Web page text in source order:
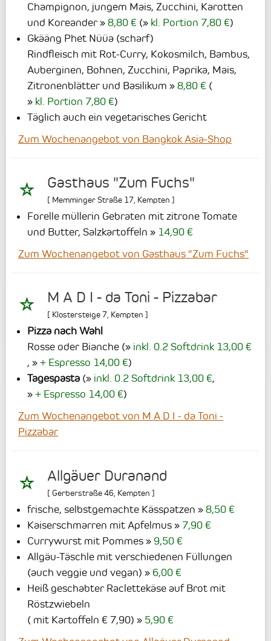
Champignon, jungem Mais, Zucchini, Karotten
und Koreander
8,80 € ( kl. Portion 7,80 €)
Gkääng Phet Nüüa (scharf)
Rindfleisch mit Rot-Curry, Kokosmilch, Bambus,
Auberginen, Bohnen, Zucchini, Paprika, Mais,
Zitronenblätter und Basilikum
8,80 € (
kl. Portion 7,80 €)
Täglich auch ein vegetarisches Gericht
Zum Wochenangebot von Bangkok Asia-Shop
Gasthaus "Zum Fuchs"
[ Memminger Straße 17, Kempten ]
Forelle müllerin Gebraten mit zitrone Tomate
und Butter, Salzkartoffeln
14,90 €
Zum Wochenangebot von Gasthaus "Zum Fuchs"
M A D I - da Toni - Pizzabar
[ Klostersteige 7, Kempten ]
Pizza nach Wahl
Rosse oder Bianche (
inkl. 0.2 Softdrink 13,00 €
,
+ Espresso 14,00 €)
Tagespasta ( inkl. 0.2 Softdrink 13,00 €,
+ Espresso 14,00 €)
Zum Wochenangebot von M A D I - da Toni -
Pizzabar
Allgäuer Duranand
[ Gerberstraße 46 Kempten ]
frische, selbstgemachte Kässpatzen
8,50 €
Kaiserschmarren mit Apfelmus
7,90 €
Currywurst mit Pommes
9,50 €
Allgäu-Täschle mit verschiedenen Füllungen
(auch veggie und vegan)
6,00 €
Heiß geschabter Raclettekäse auf Brot mit
Röstzwiebeln
( mit Kartoffeln € 7,90)
5,90 €